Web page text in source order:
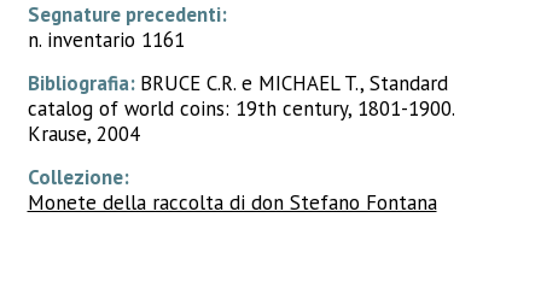
Segnature precedenti:
n. inventario 1161
Bibliografia: BRUCE C.R. e MICHAEL T., Standard
catalog of world coins: 19th century, 1801-1900.
Krause, 2004
Collezione:
Monete della raccolta di don Stefano Fontana